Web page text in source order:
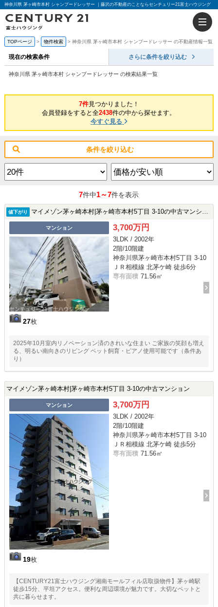
神奈川県 茅ヶ崎市本村 シャンプードレッサー ｜藤沢の不動産のことならセンチュリー21富士ハウジング
TOPページ 物件検索 神奈川県 茅ヶ崎市本村 シャンプードレッサー の不動産情報一覧
現在の検索条件 さらに条件を絞り込む
神奈川県 茅ヶ崎市本村 シャンプードレッサー の検索結果一覧
7件見つかりました！
会員登録をすると全2438件の中から探せます。
今すぐ見る
条件を絞り込む
7件中1～7件を表示
値下がり マイメゾン茅ヶ崎本村|茅ヶ崎市本村5丁目 3-10の中古マンション
マンション
27枚
3,700万円
3LDK / 2002年
2階/10階建
神奈川県茅ヶ崎市本村5丁目 3-10
ＪＲ相模線 北茅ケ崎 徒歩6分
専有面積 71.56㎡
2025年10月室内リノベーション済のきれいな住まい ご家族の笑顔も増え
る、明るい南向きのリビング ペット飼育・ピアノ使用可能です（条件あ
り）
マイメゾン茅ヶ崎本村|茅ヶ崎市本村5丁目 3-10の中古マンション
マンション
19枚
3,700万円
3LDK / 2002年
2階/10階建
神奈川県茅ヶ崎市本村5丁目 3-10
ＪＲ相模線 北茅ケ崎 徒歩5分
専有面積 71.56㎡
【CENTURY21富士ハウジング湘南モールフィル店取扱物件】茅ヶ崎駅
徒歩15分、平坦アクセス。便利な周辺環境が魅力です。大切なペットと
共に暮らせます。